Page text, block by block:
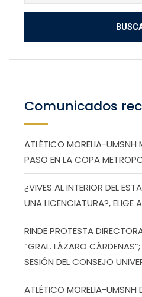
Comunicados
ATLÉTICO MORELIA-UMSNH
PASO EN LA COPA
¿VIVES AL INTERIOR DEL
UNA LICENCIATURA?, ELIGE
RINDE PROTESTA
“GRAL. LÁZARO
SESIÓN DEL CONSEJO
ATLÉTICO MORELIA-UMSNH